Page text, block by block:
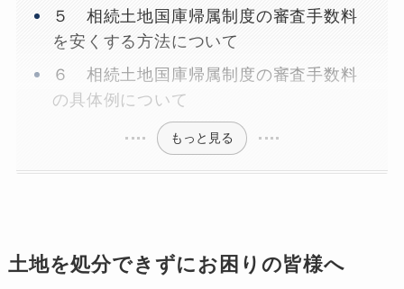
５ 相続土地国庫帰属制度の審査手数料
を安くする方法について
６ 相続土地国庫帰属制度の審査手数料
の具体例について
もっと見る
土地を処分できずにお困りの皆様へ